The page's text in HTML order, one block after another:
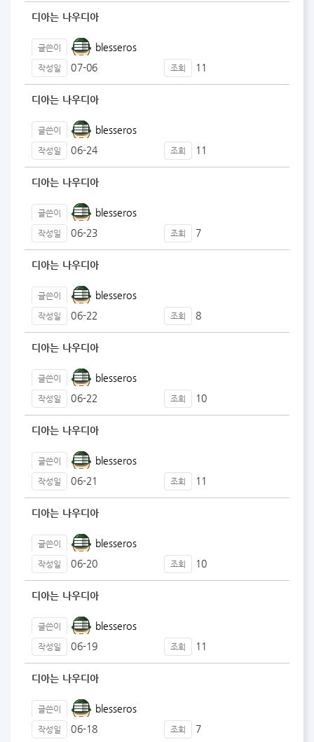
디아는 나우디아
글쓴이 blesseros
작성일 07-06 조회 11
디아는 나우디아
글쓴이 blesseros
작성일 06-24 조회 11
디아는 나우디아
글쓴이 blesseros
작성일 06-23 조회 7
디아는 나우디아
글쓴이 blesseros
작성일 06-22 조회 8
디아는 나우디아
글쓴이 blesseros
작성일 06-22 조회 10
디아는 나우디아
글쓴이 blesseros
작성일 06-21 조회 11
디아는 나우디아
글쓴이 blesseros
작성일 06-20 조회 10
디아는 나우디아
글쓴이 blesseros
작성일 06-19 조회 11
디아는 나우디아
글쓴이 blesseros
작성일 06-18 조회 7